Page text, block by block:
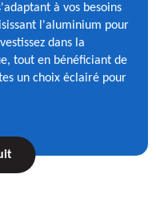
à vos besoins
l'aluminium pour
dans la
tout en bénéficiant de
un choix éclairé pour